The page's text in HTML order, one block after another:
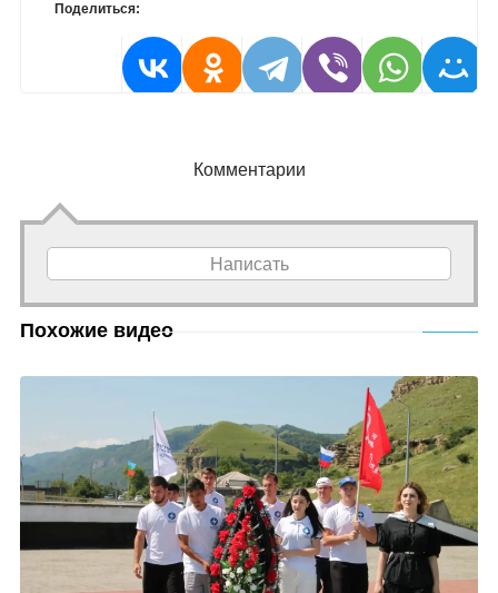
Поделиться:
Комментарии
Написать
Похожие видео